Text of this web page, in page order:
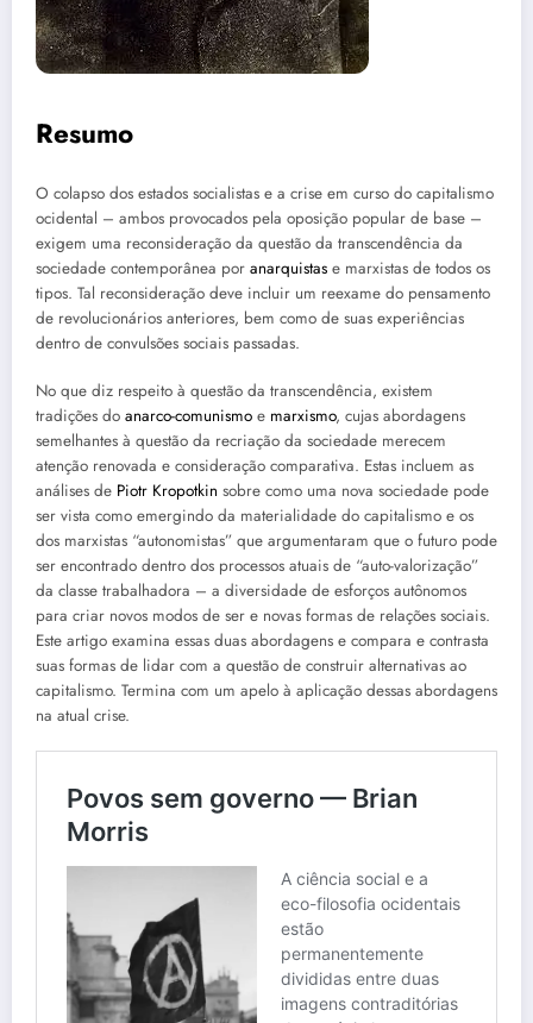
Resumo
O colapso dos estados socialistas e a crise em curso do capitalismo
ocidental – ambos provocados pela oposição popular de base –
exigem uma reconsideração da questão da transcendência da
sociedade contemporânea por anarquistas e marxistas de todos os
tipos. Tal reconsideração deve incluir um reexame do pensamento
de revolucionários anteriores, bem como de suas experiências
dentro de convulsões sociais passadas.
No que diz respeito à questão da transcendência, existem
tradições do anarco-comunismo e marxismo, cujas abordagens
semelhantes à questão da recriação da sociedade merecem
atenção renovada e consideração comparativa. Estas incluem as
análises de Piotr Kropotkin sobre como uma nova sociedade pode
ser vista como emergindo da materialidade do capitalismo e os
dos marxistas “autonomistas” que argumentaram que o futuro pode
ser encontrado dentro dos processos atuais de “auto-valorização”
da classe trabalhadora – a diversidade de esforços autônomos
para criar novos modos de ser e novas formas de relações sociais.
Este artigo examina essas duas abordagens e compara e contrasta
suas formas de lidar com a questão de construir alternativas ao
capitalismo. Termina com um apelo à aplicação dessas abordagens
na atual crise.